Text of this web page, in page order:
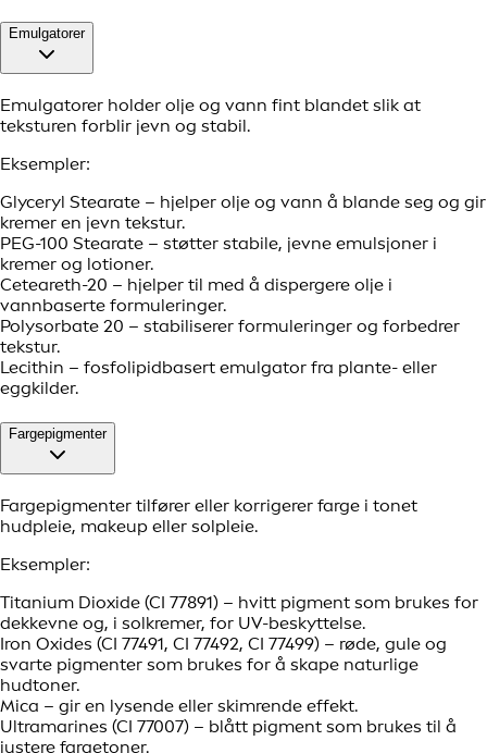
Emulgatorer
Emulgatorer holder olje og vann fint blandet slik at
teksturen forblir jevn og stabil.
Eksempler:
Glyceryl Stearate – hjelper olje og vann å blande seg og gir
kremer en jevn tekstur.
PEG-100 Stearate – støtter stabile, jevne emulsjoner i
kremer og lotioner.
Ceteareth-20 – hjelper til med å dispergere olje i
vannbaserte formuleringer.
Polysorbate 20 – stabiliserer formuleringer og forbedrer
tekstur.
Lecithin – fosfolipidbasert emulgator fra plante- eller
eggkilder.
Fargepigmenter
Fargepigmenter tilfører eller korrigerer farge i tonet
hudpleie, makeup eller solpleie.
Eksempler:
Titanium Dioxide (CI 77891) – hvitt pigment som brukes for
dekkevne og, i solkremer, for UV-beskyttelse.
Iron Oxides (CI 77491, CI 77492, CI 77499) – røde, gule og
svarte pigmenter som brukes for å skape naturlige
hudtoner.
Mica – gir en lysende eller skimrende effekt.
Ultramarines (CI 77007) – blått pigment som brukes til å
justere fargetoner.